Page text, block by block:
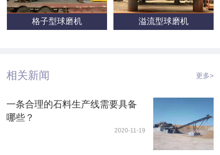
格子型球磨机 溢流型球磨机
相关新闻 更多>
一条合理的石料生产线需要具备
哪些？
2020-11-19